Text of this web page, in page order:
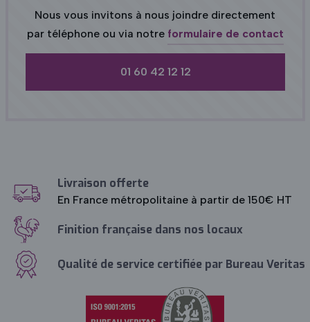
Livraison offerte
En France métropolitaine à partir de 150€ HT
Finition française dans nos locaux
Qualité de service certifiée par Bureau Veritas
Nous vous invitons à nous joindre directement
par téléphone ou via notre formulaire de contact
01 60 42 12 12